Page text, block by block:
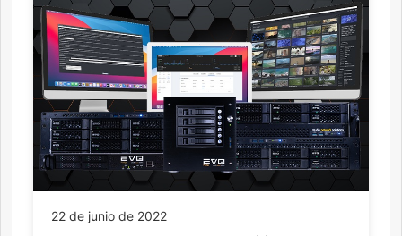
22 de junio de 2022